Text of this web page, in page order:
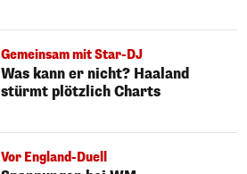
Gemeinsam mit Star-DJ
Was kann er nicht? Haaland
stürmt plötzlich Charts
Vor England-Duell